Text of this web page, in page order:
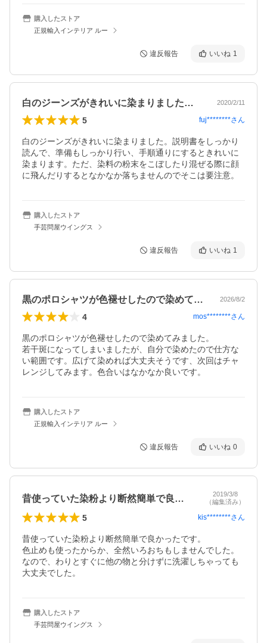
購入したストア
正規輸入インテリア ルー
違反報告 いいね 1
白のジーンズがきれいに染まりました。説… 2020/2/11
5 fuj********さん
白のジーンズがきれいに染まりました。説明書をしっかり
読んで、準備もしっかり行い、手順通りにするときれいに
染まります。ただ、染料の粉末をこぼしたり混ぜる際に顔
に飛んだりするとなかなか落ちませんのでそこは要注意。
購入したストア
手芸問屋ウイングス
違反報告 いいね 1
黒のポロシャツが色褪せしたので染めてみ… 2026/8/2
4 mos********さん
黒のポロシャツが色褪せしたので染めてみました。
若干斑になってしまいましたが、自分で染めたので仕方な
い範囲です。広げて染めれば大丈夫そうです、次回はチャ
購入したストア
正規輸入インテリア ルー
違反報告 いいね 0
昔使っていた染粉より断然簡単で良かった…
2019/3/8
（編集済み）
5 kis********さん
昔使っていた染粉より断然簡単で良かったです。
色止めも使ったからか、全然いろおちもしませんでした。
なので、わりとすぐに他の物と分けずに洗濯しちゃっても
大丈夫でした。
購入したストア
手芸問屋ウイングス